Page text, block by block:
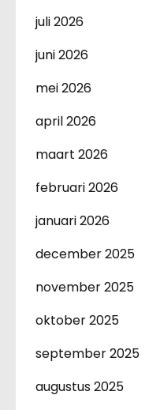
juli 2026
juni 2026
mei 2026
april 2026
maart 2026
februari 2026
januari 2026
december 2025
november 2025
oktober 2025
september 2025
augustus 2025